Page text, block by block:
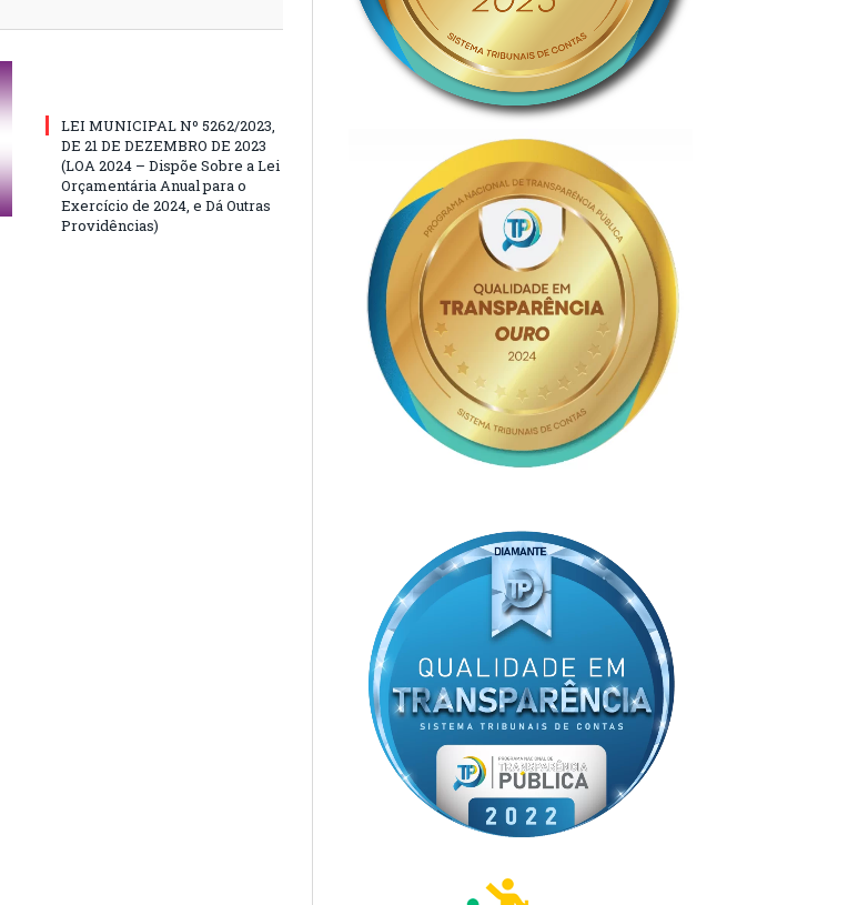
LEI MUNICIPAL Nº 5262/2023,
DE 21 DE DEZEMBRO DE 2023
(LOA 2024 – Dispõe Sobre a Lei
Orçamentária Anual para o
Exercício de 2024, e Dá Outras
Providências)